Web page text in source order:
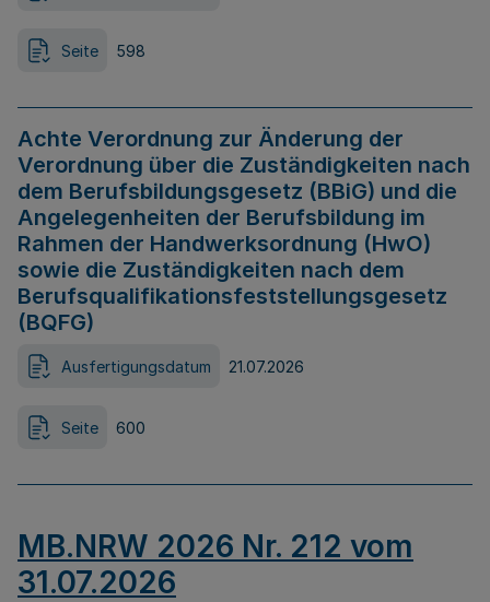
Seite 598
Achte Verordnung zur Änderung der
Verordnung über die Zuständigkeiten nach
dem Berufsbildungsgesetz (BBiG) und die
Angelegenheiten der Berufsbildung im
Rahmen der Handwerksordnung (HwO)
sowie die Zuständigkeiten nach dem
Berufsqualifikationsfeststellungsgesetz
(BQFG)
Ausfertigungsdatum 21.07.2026
Seite 600
MB.NRW 2026 Nr. 212 vom
31.07.2026